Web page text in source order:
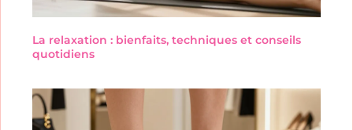
La relaxation : bienfaits, techniques et conseils
quotidiens